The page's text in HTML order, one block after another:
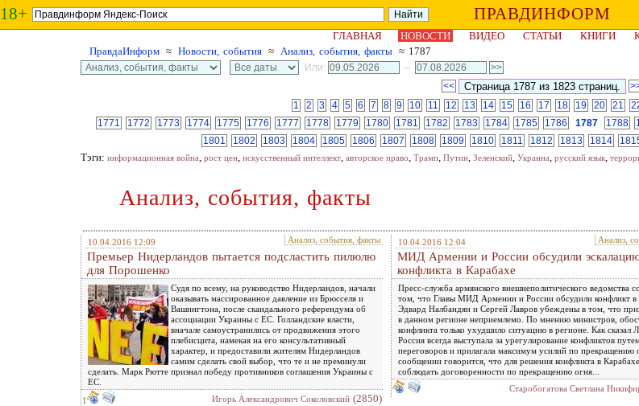
18+ ПРАВДИНФОРМ
ГЛАВНАЯ
НОВОСТИ ВИДЕО СТАТЬИ КНИГИ
ПравдаИнформ ≈ Новости, события ≈ Анализ, события, факты ≈ 1787
Или:
–
<<
1
2 3 4 5 6 7 8 9 10 11 12 13 14 15 16 17 18 19 20 21
1771
1772 1773 1774 1775 1776 1777 1778 1779 1780 1781 1782 1783 1784 1785 1786 1787 1788
1801
1802 1803 1804 1805 1806 1807 1808 1809 1810 1811 1812 1813 1814
Тэги: информационная война, рост цен, искусственный интеллект, авторское право, Трамп, Путин, Зеленский, Украина, русский язык,
Анализ, события, факты
10.04.2016 12:09 Анализ, события, факты
Премьер Нидерландов пытается подсластить пилюлю
для Порошенко
Судя по всему, на руководство Нидерландов, начали
оказывать массированное давление из Брюсселя и
Вашингтона, после скандального референдума об
ассоциации Украины с ЕС. Голландские власти,
вначале самоустранились от продвижения этого
плебисцита, намекая на его консультативный
характер, и предоставили жителям Нидерландов
самим сделать свой выбор, что те и не преминули
сделать. Марк Рютте признал победу противников соглашения Украины с
ЕС.
1
Игорь Александрович Соколовский (2850)
10.04.2016 12:04 Анализ,
МИД Армении и России обсудили
конфликта в Карабахе
Пресс-служба армянского внешнеполитического ведомства
том, что Главы МИД Армении и России обсудили конфликт в
Эдвард Налбандян и Сергей Лавров убеждены в том, что
в данном регионе неприемлемо. По мнению министров,
конфликта только ухудшило ситуацию в регионе. Как сказал
Россия всегда выступала за урегулирование конфликтов
переговоров и прилагала максимум усилий по прекращению
сообщении говорится, что для решения конфликта в
соблюдать договоренности по прекращению огня...
Старобогатова Светлана